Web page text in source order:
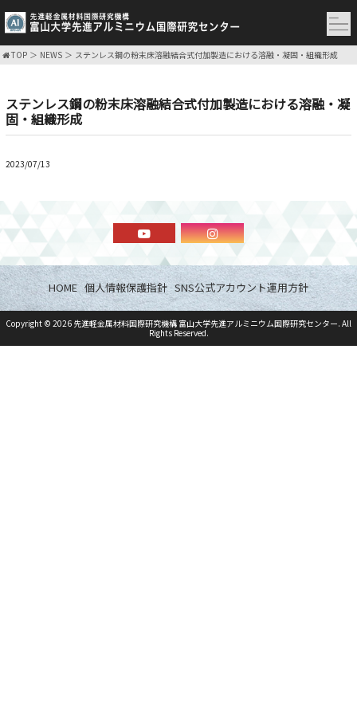
TOP NEWS ステンレス鋼の粉末床溶融結合式付加製造における溶融・凝固・組織形成
ステンレス鋼の粉末床溶融結合式付加製造における溶融・凝
固・組織形成
2023/07/13
HOME 個人情報保護指針 SNS公式アカウント運用方針
Copyright © 2026 先進軽金属材料国際研究機構 富山大学先進アルミニウム国際研究センター. All
Rights Reserved.